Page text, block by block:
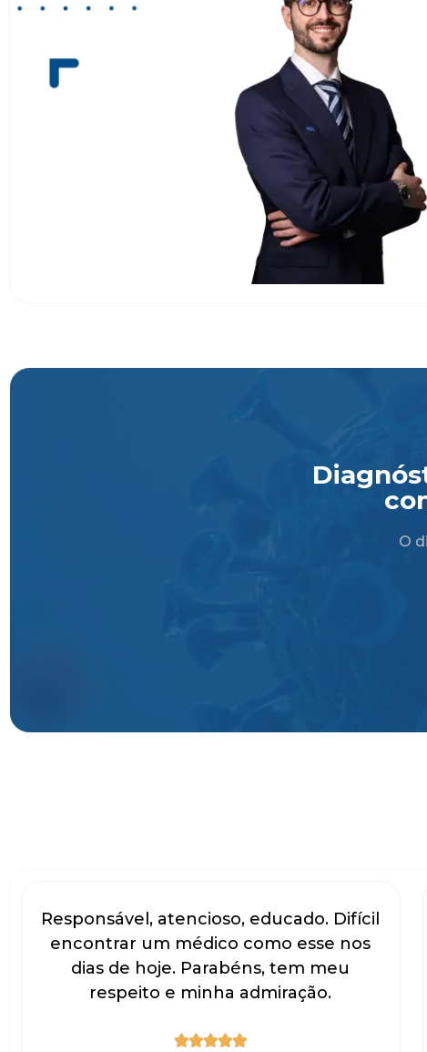
O
Responsável, atencioso, educado. Difícil
encontrar um médico como esse nos
dias de hoje. Parabéns, tem meu
respeito e minha admiração.
